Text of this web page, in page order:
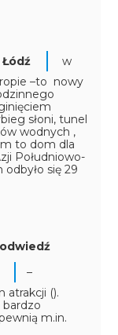
w
–to nowy
słoni, tunel
wodnych ,
to dom dla
Południowo-
się 29
–
atrakcji ().
m.in.